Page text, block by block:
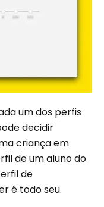
um dos perfis
decidir
criança em
de um aluno do
de
é todo seu.